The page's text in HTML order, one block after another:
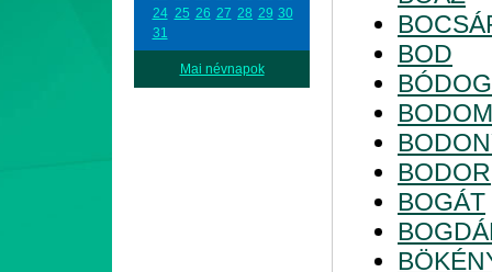
24 25 26 27 28 29 30
31
Mai névnapok
BOD
BÓDOG
BODOR
BOGÁT